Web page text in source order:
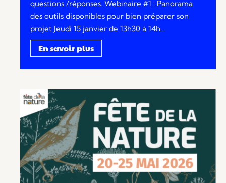
questions /réponses. Webinaire #1 : Panorama
des outils disponibles pour bien préparer son
projet Jeudi 15 janvier de 13h30 à 14h…
En savoir plus